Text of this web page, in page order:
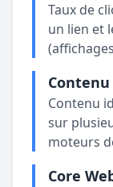
Taux de
un lien et
Contenu
sur
moteurs
Core